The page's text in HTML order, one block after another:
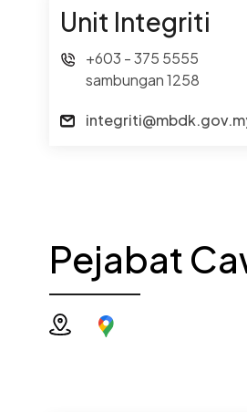
Unit Integriti
+603 - 375 5555
sambungan 1258
Pejabat